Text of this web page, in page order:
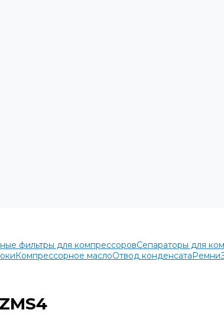
фильтры для компрессоровСепараторы для
Компрессорное маслоОтвод конденсатаРемни